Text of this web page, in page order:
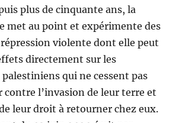
plus de cinquante ans, la
met au point et expérimente des
violente dont elle peut
directement sur les
qui ne cessent pas
contre l’invasion de leur terre et
leur droit à retourner chez eux.